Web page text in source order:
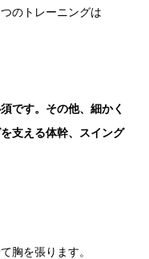
のトレーニングは
です。その他、細かく
支える体幹、スイング
胸を張ります。